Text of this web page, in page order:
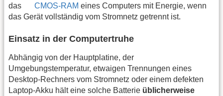
das
CMOS‑RAM eines Computers mit Energie, wenn
das Gerät vollständig vom Stromnetz getrennt ist.
Einsatz in der Computertruhe
Abhängig von der Hauptplatine, der
Umgebungstemperatur, etwaigen Trennungen eines
Desktop-Rechners vom Stromnetz oder einem defekten
Laptop-Akku hält eine solche Batterie üblicherweise